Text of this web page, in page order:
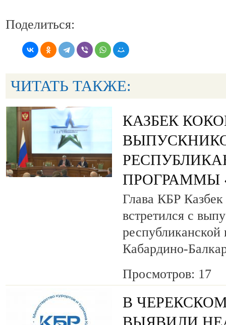
Поделиться:
ЧИТАТЬ ТАКЖЕ:
КАЗБЕК
ПРОГРАММЫ
Глава КБР Казбек
встретился с
Кабардино-
Просмотров: 17
В